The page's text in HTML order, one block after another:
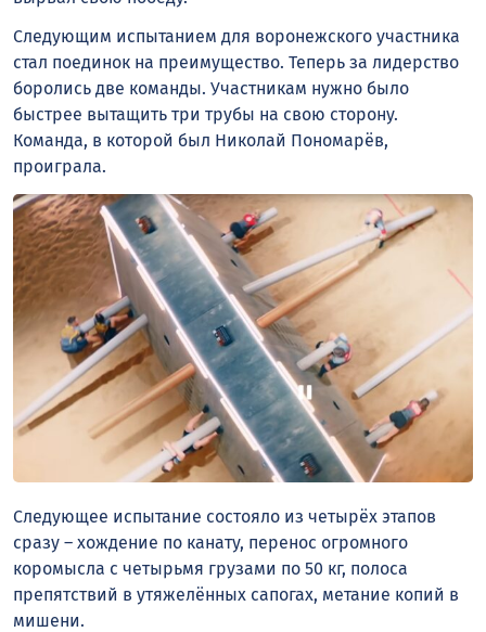
Следующим испытанием для воронежского участника
стал поединок на преимущество. Теперь за лидерство
боролись две команды. Участникам нужно было
быстрее вытащить три трубы на свою сторону.
Команда, в которой был Николай Пономарёв,
проиграла.
Следующее испытание состояло из четырёх этапов
сразу – хождение по канату, перенос огромного
коромысла с четырьмя грузами по 50 кг, полоса
препятствий в утяжелённых сапогах, метание копий в
мишени.